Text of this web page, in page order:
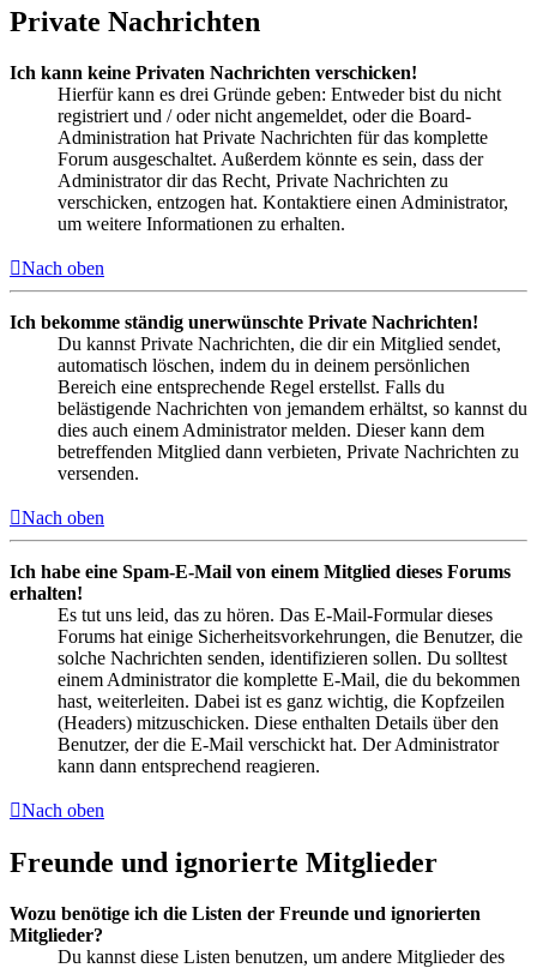
Private Nachrichten
Ich kann keine Privaten Nachrichten verschicken!
Hierfür kann es drei Gründe geben: Entweder bist du nicht
registriert und / oder nicht angemeldet, oder die Board-
Administration hat Private Nachrichten für das komplette
Forum ausgeschaltet. Außerdem könnte es sein, dass der
Administrator dir das Recht, Private Nachrichten zu
verschicken, entzogen hat. Kontaktiere einen Administrator,
um weitere Informationen zu erhalten.
Nach oben
Ich bekomme ständig unerwünschte Private Nachrichten!
Du kannst Private Nachrichten, die dir ein Mitglied sendet,
automatisch löschen, indem du in deinem persönlichen
Bereich eine entsprechende Regel erstellst. Falls du
belästigende Nachrichten von jemandem erhältst, so kannst du
dies auch einem Administrator melden. Dieser kann dem
betreffenden Mitglied dann verbieten, Private Nachrichten zu
versenden.
Nach oben
Ich habe eine Spam-E-Mail von einem Mitglied dieses Forums
erhalten!
Es tut uns leid, das zu hören. Das E-Mail-Formular dieses
Forums hat einige Sicherheitsvorkehrungen, die Benutzer, die
solche Nachrichten senden, identifizieren sollen. Du solltest
einem Administrator die komplette E-Mail, die du bekommen
hast, weiterleiten. Dabei ist es ganz wichtig, die Kopfzeilen
(Headers) mitzuschicken. Diese enthalten Details über den
Benutzer, der die E-Mail verschickt hat. Der Administrator
kann dann entsprechend reagieren.
Nach oben
Freunde und ignorierte Mitglieder
Wozu benötige ich die Listen der Freunde und ignorierten
Mitglieder?
Du kannst diese Listen benutzen, um andere Mitglieder des